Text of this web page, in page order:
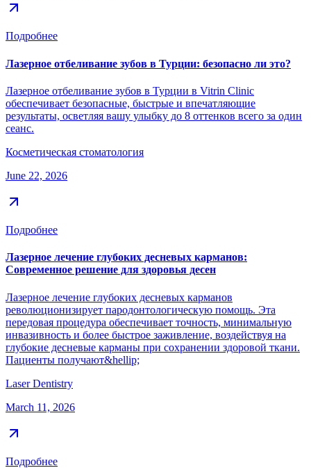
Подробнее
Лазерное отбеливание зубов в Турции: безопасно ли это?
Лазерное отбеливание зубов в Турции в Vitrin Clinic
обеспечивает безопасные, быстрые и впечатляющие
результаты, осветляя вашу улыбку до 8 оттенков всего за один
сеанс.
Косметическая стоматология
June 22, 2026
Подробнее
Лазерное лечение глубоких десневых карманов:
Современное решение для здоровья десен
Лазерное лечение глубоких десневых карманов
революционизирует пародонтологическую помощь. Эта
передовая процедура обеспечивает точность, минимальную
инвазивность и более быстрое заживление, воздействуя на
глубокие десневые карманы при сохранении здоровой ткани.
Пациенты получают&hellip;
Laser Dentistry
March 11, 2026
Подробнее